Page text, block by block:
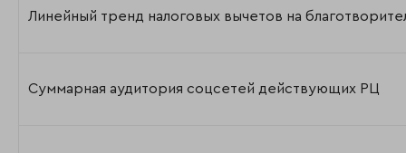
Линейный тренд налоговых вычетов на
Суммарная аудитория соцсетей действующих РЦ